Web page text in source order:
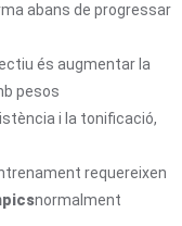
abans de progressar
és augmentar la
pesos
i la tonificació,
requereixen
normalment